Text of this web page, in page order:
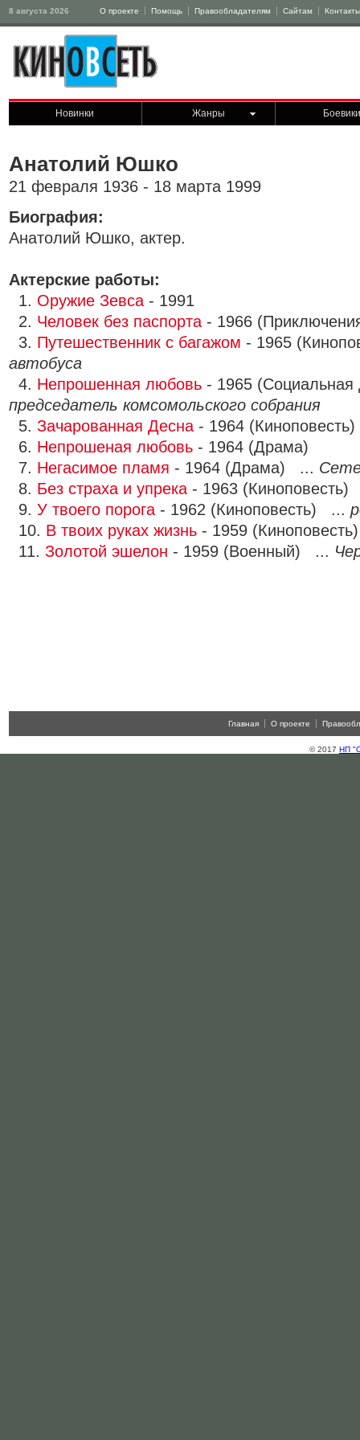
8 августа 2026 О проекте Помощь Правообладателям Сайтам Контакты
Новинки Жанры Боевики
Анатолий Юшко
21 февраля 1936 - 18 марта 1999
Биография:
Анатолий Юшко, актер.
Актерские работы:
1. Оружие Зевса - 1991
2. Человек без паспорта - 1966
3. Путешественник с багажом - 1965
автобуса
4. Непрошенная любовь - 1965
председатель комсомольского собрания
5. Зачарованная Десна - 1964
6. Непрошеная любовь - 1964 (Драма)
7. Негасимое пламя - 1964 (Драма) ...
8. Без страха и упрека - 1963
9. У твоего порога - 1962 (Киноповесть) ...
10. В твоих руках жизнь - 1959
11. Золотой эшелон - 1959 (Военный) ...
Главная О проекте
© 2017 НП